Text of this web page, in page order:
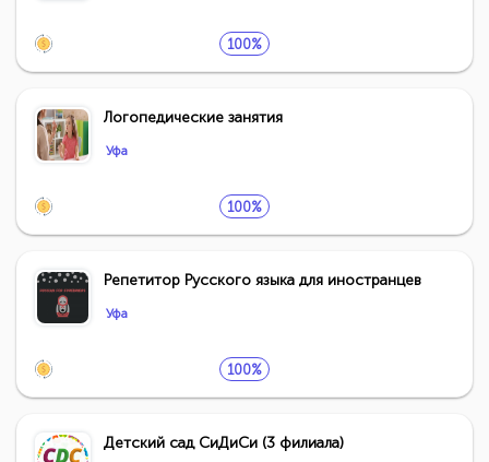
100%
Логопедические занятия
Уфа
100%
Репетитор Русского языка для иностранцев
Уфа
100%
Детский сад СиДиСи (3 филиала)